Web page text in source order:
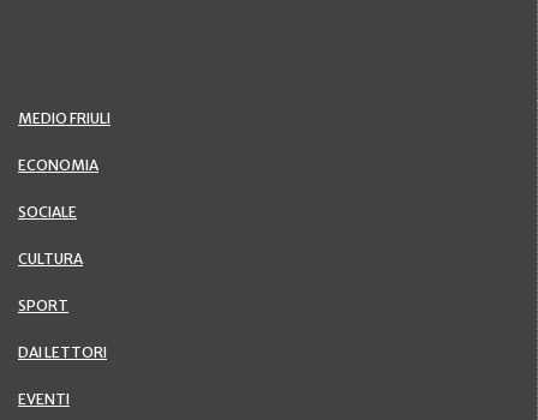
MEDIO FRIULI
ECONOMIA
SOCIALE
CULTURA
SPORT
DAI LETTORI
EVENTI